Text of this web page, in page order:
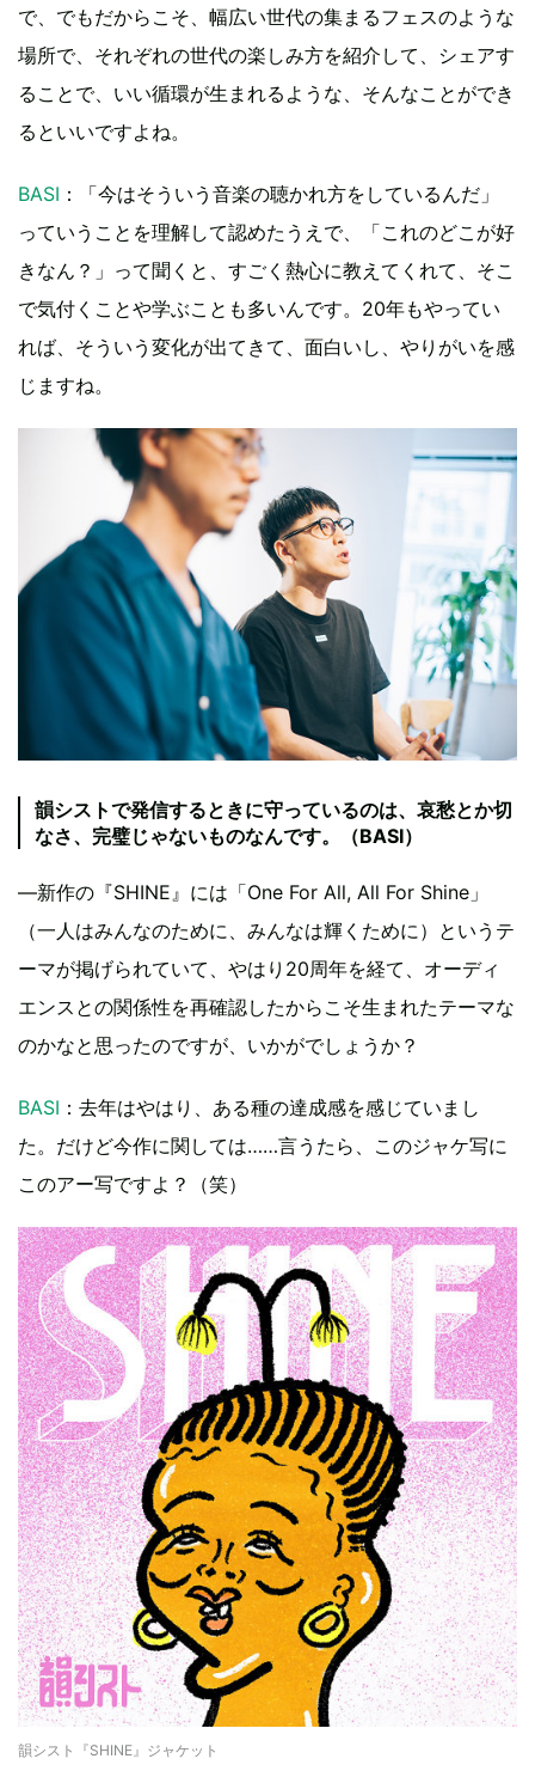
で、でもだからこそ、幅広い世代の集まるフェスのような
場所で、それぞれの世代の楽しみ方を紹介して、シェアす
ることで、いい循環が生まれるような、そんなことができ
るといいですよね。
BASI ：「今はそういう音楽の聴かれ方をしているんだ」
っていうことを理解して認めたうえで、「これのどこが好
きなん？」って聞くと、すごく熱心に教えてくれて、そこ
で気付くことや学ぶことも多いんです。20年もやってい
れば、そういう変化が出てきて、面白いし、やりがいを感
じますね。
韻シストで発信するときに守っているのは、哀愁とか切
なさ、完璧じゃないものなんです。（BASI）
―新作の『SHINE』には「One For All, All For Shine」
（一人はみんなのために、みんなは輝くために）というテ
ーマが掲げられていて、やはり20周年を経て、オーディ
エンスとの関係性を再確認したからこそ生まれたテーマな
のかなと思ったのですが、いかがでしょうか？
BASI ：去年はやはり、ある種の達成感を感じていまし
た。だけど今作に関しては……言うたら、このジャケ写に
このアー写ですよ？（笑）
韻シスト『SHINE』ジャケット